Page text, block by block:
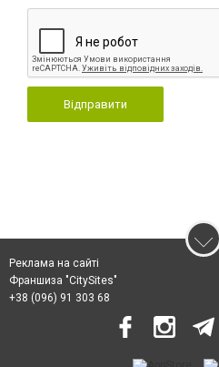
Відправити
Реклама на сайті
Франшиза "CitySites"
+38 (096) 91 303 68